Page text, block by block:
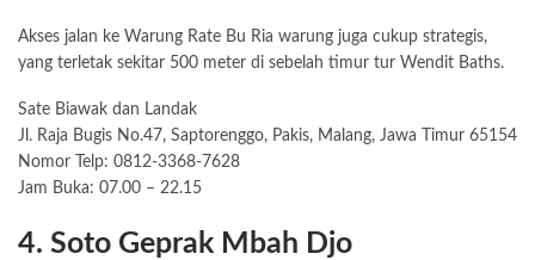
Akses jalan ke Warung Rate Bu Ria warung juga cukup strategis,
yang terletak sekitar 500 meter di sebelah timur tur Wendit Baths.
Sate Biawak dan Landak
Jl. Raja Bugis No.47, Saptorenggo, Pakis, Malang, Jawa Timur 65154
Nomor Telp: 0812-3368-7628
Jam Buka: 07.00 – 22.15
4. Soto Geprak Mbah Djo